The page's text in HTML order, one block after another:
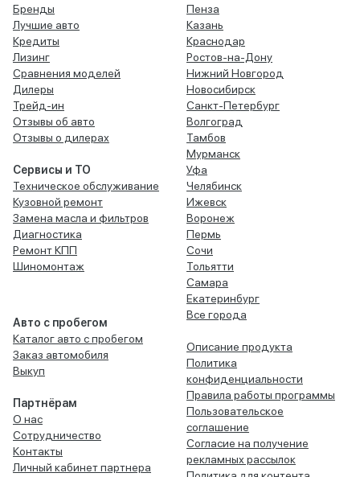
Бренды
Лучшие авто
Кредиты
Лизинг
Сравнения моделей
Дилеры
Трейд-ин
Отзывы об авто
Отзывы о дилерах
Сервисы и ТО
Техническое обслуживание
Кузовной ремонт
Замена масла и фильтров
Диагностика
Ремонт КПП
Шиномонтаж
Авто с пробегом
Каталог авто с пробегом
Заказ автомобиля
Выкуп
Партнёрам
О нас
Сотрудничество
Контакты
Личный кабинет партнера
Пенза
Казань
Краснодар
Ростов-на-Дону
Нижний Новгород
Новосибирск
Санкт-Петербург
Волгоград
Тамбов
Мурманск
Уфа
Челябинск
Ижевск
Воронеж
Пермь
Сочи
Тольятти
Самара
Екатеринбург
Все города
Описание продукта
Политика
конфиденциальности
Правила работы программы
Пользовательское
соглашение
Согласие на получение
рекламных рассылок